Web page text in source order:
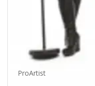
ProArtist